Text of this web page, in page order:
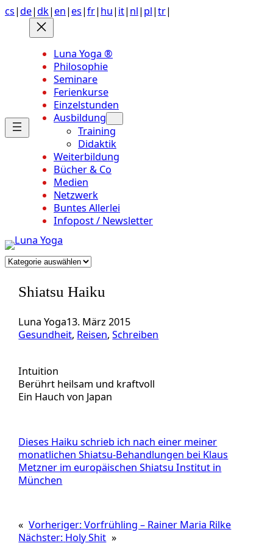
Anchor
Zum
Inhalt
springen
cs|de|dk| en| es|fr| hu| it| nl| pl|tr|
Luna Yoga ®
Philosophie
Seminare
Ferienkurse
Einzelstunden
Ausbildung
Training
Didaktik
Weiterbildung
Bücher & Co
Medien
Netzwerk
Buntes Allerlei
Infopost / Newsletter
Kategorien
Shiatsu Haiku
Luna Yoga13. März 2015
Gesundheit, Reisen, Schreiben
Intuition
Berührt heilsam und kraftvoll
Ein Hauch von Japan
Dieses Haiku schrieb ich nach einer meiner
monatlichen Shiatsu-Behandlungen bei Klaus
Metzner im europäischen Shiatsu Institut in
München
« Vorheriger:Vorfrühling – Rainer Maria Rilke
Nächster: Holy Shit »